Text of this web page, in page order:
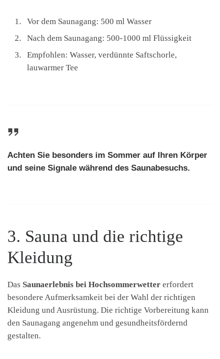
Vor dem Saunagang: 500 ml Wasser
Nach dem Saunagang: 500-1000 ml Flüssigkeit
Empfohlen: Wasser, verdünnte Saftschorle,
lauwarmer Tee
Achten Sie besonders im Sommer auf Ihren Körper
und seine Signale während des Saunabesuchs.
3. Sauna und die richtige
Kleidung
Das Saunaerlebnis bei Hochsommerwetter erfordert
besondere Aufmerksamkeit bei der Wahl der richtigen
Kleidung und Ausrüstung. Die richtige Vorbereitung kann
den Saunagang angenehm und gesundheitsfördernd
gestalten.